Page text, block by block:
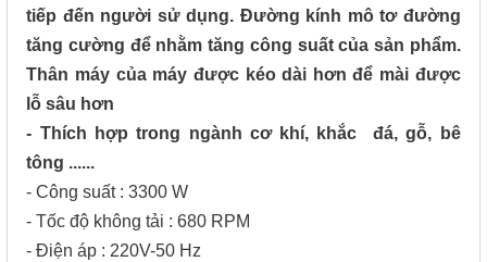
tiếp đến người sử dụng. Đường kính mô tơ đường
tăng cường để nhằm tăng công suất của sản phẩm.
Thân máy của máy được kéo dài hơn để mài được
lỗ sâu hơn
- Thích hợp trong ngành cơ khí, khắc đá, gỗ, bê
tông ......
- Công suất : 3300 W
- Tốc độ không tải : 680 RPM
- Điện áp : 220V-50 Hz